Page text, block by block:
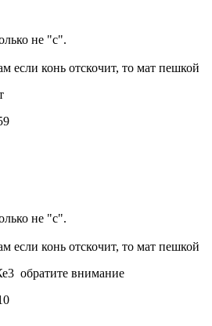
не "с".
если конь отскочит, то мат пешкой
не "с".
если конь отскочит, то мат пешкой
обратите внимание